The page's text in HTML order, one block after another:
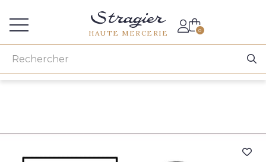
HAUTE MERCERIE 0